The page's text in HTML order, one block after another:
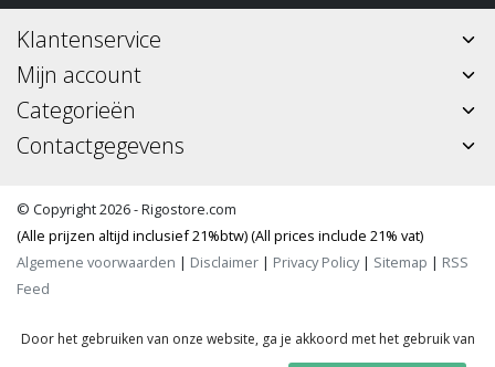
Klantenservice
Mijn account
Categorieën
Contactgegevens
© Copyright 2026 - Rigostore.com
(Alle prijzen altijd inclusief 21%btw) (All prices include 21% vat)
Algemene voorwaarden | Disclaimer | Privacy Policy| Sitemap | RSS
Feed
Door het gebruiken van onze website, ga je akkoord met het gebruik van